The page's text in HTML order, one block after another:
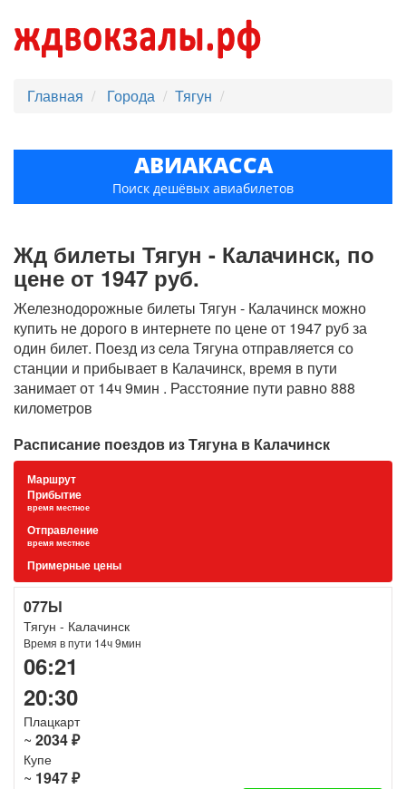
Главная Города Тягун
АВИАКАССА
Поиск дешёвых авиабилетов
Жд билеты Тягун - Калачинск, по
цене от 1947 руб.
Железнодорожные билеты Тягун - Калачинск можно
купить не дорого в интернете по цене от 1947 руб за
один билет. Поезд из cела Тягуна отправляется со
станции и прибывает в Калачинск, время в пути
занимает от 14ч 9мин . Расстояние пути равно 888
километров
Расписание поездов из Тягуна в Калачинск
Маршрут
Прибытие
время местное
Отправление
время местное
Примерные цены
077Ы
Тягун - Калачинск
Время в пути 14ч 9мин
06:21
20:30
Плацкарт
~ 2034 ₽
Купе
~ 1947 ₽